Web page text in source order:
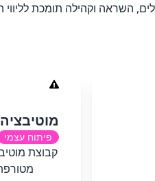
השראה וקהילה תומכת
מוטיבציה 24/6
פיתוח עצמי
קבוצת